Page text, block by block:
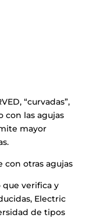
“curvadas”,
con las agujas
mayor
con otras agujas
que verifica y
Electric
de tipos